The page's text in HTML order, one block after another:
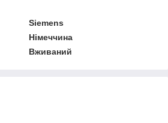
Siemens
Німеччина
Вживаний